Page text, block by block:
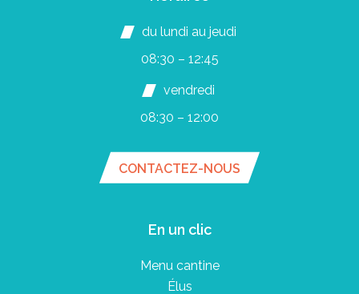
du lundi au jeudi
08:30 – 12:45
vendredi
08:30 – 12:00
CONTACTEZ-NOUS
En un clic
Menu cantine
Élus